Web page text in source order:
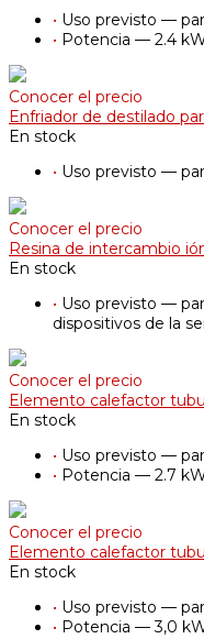
• Uso previsto —
• Potencia — 2.4
Conocer el precio
Enfriador de destilado
En stock
• Uso previsto —
Conocer el precio
Resina de intercambio
En stock
• Uso previsto —
dispositivos de la
Conocer el precio
Elemento calefactor
En stock
• Uso previsto —
• Potencia — 2.7
Conocer el precio
Elemento calefactor
En stock
• Uso previsto —
• Potencia — 3,0